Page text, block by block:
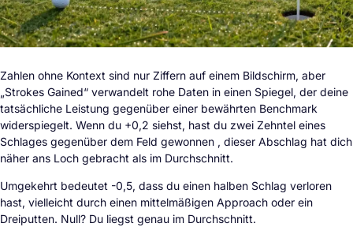
Zahlen ohne Kontext sind nur Ziffern auf einem Bildschirm, aber
„Strokes Gained“ verwandelt rohe Daten in einen Spiegel, der deine
tatsächliche Leistung gegenüber einer bewährten Benchmark
widerspiegelt. Wenn du +0,2 siehst, hast du zwei Zehntel eines
Schlages gegenüber dem Feld gewonnen , dieser Abschlag hat dich
näher ans Loch gebracht als im Durchschnitt.
Umgekehrt bedeutet -0,5, dass du einen halben Schlag verloren
hast, vielleicht durch einen mittelmäßigen Approach oder ein
Dreiputten. Null? Du liegst genau im Durchschnitt.